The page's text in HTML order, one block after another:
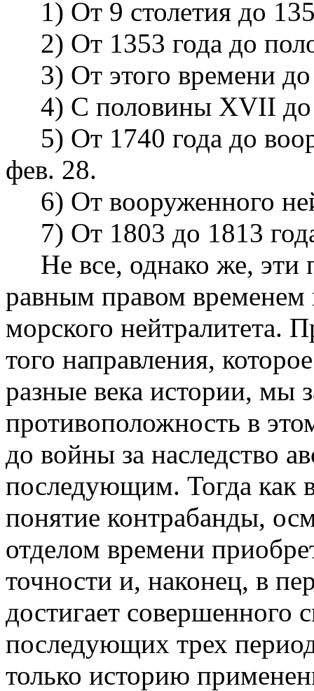
1) От 9 столетия до
2) От 1353 года до
3) От этого времени
4) С половины XVII до
5) От 1740 года до
фев. 28.
6) От вооруженного
7) От 1803 до 1813
Не все, однако же, эти
равным правом временем
морского нейтралитета.
того направления,
разные века истории, мы
противоположность в
до войны за наследство
последующим. Тогда как
понятие контрабанды,
отделом времени
точности и, наконец, в
достигает совершенного
последующих трех
только историю